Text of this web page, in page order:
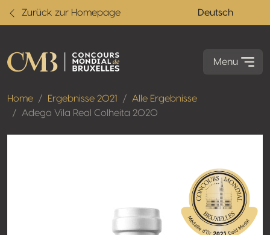
Zurück zur Homepage Deutsch
Menu
Home Ergebnisse 2021
Alle Ergebnisse
Adega Vila Real Colheita 2020